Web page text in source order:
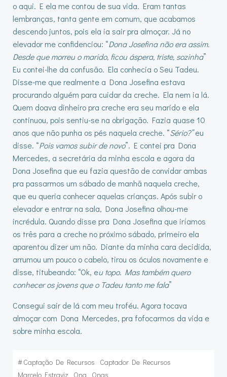
o aqui. E ela me contou de sua vida. Eram tantas
lembranças, tanta gente em comum, que acabamos
descendo juntos, pois ela ia sair pra almoçar. Já no
elevador me confidenciou: “Dona Josefina não era assim.
Desde que morreu o marido, ficou áspera, triste, sozinha”
Eu contei-lhe da confusão. Ela conhecia o Seu Tadeu.
Disse-me que realmente a Dona Josefina estava
procurando alguém para cuidar da creche. Ela nem ia lá.
Quem doava dinheiro pra creche era seu marido e ela
continuou, pois sentiu-se na obrigação. Fazia quase 10
anos que não punha os pés naquela creche. “Sério?”eu
disse. “Pois vamos subir de novo”. E contei pra Dona
Mercedes, a secretária da minha escola e agora da
Dona Josefina que eu fazia questão de convidar ambas
pra passarmos um sábado de manhã naquela creche,
que eu queria conhecer aquelas crianças. Após subir o
elevador e entrar na sala, Dona Josefina olhou-me
incrédula. Quando disse pra Dona Josefina que iríamos
os três para a creche no próximo sábado, primeiro ela
aparentou dizer um não. Diante da minha cara decidida,
arrumou um pouco o cabelo, tirou os óculos novamente e
disse, titubeando: “Ok, eu topo. Mas também quero
conhecer os jovens que o Tadeu tanto me fala”
Consegui sair de lá com meu troféu. Agora tocava
almoçar com Dona Mercedes, pra fofocarmos da vida e
sobre minha escola.
#Captação De Recursos
Captador De Recursos
Marcelo Estraviz
Ong Ongs